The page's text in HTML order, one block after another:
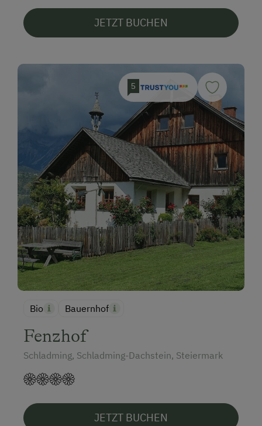
JETZT BUCHEN
5
Bio Bauernhof
Fenzhof
Schladming, Schladming-Dachstein, Steiermark
JETZT BUCHEN